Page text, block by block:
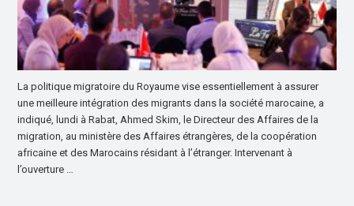
La politique migratoire du Royaume vise essentiellement à assurer
une meilleure intégration des migrants dans la société marocaine, a
indiqué, lundi à Rabat, Ahmed Skim, le Directeur des Affaires de la
migration, au ministère des Affaires étrangères, de la coopération
africaine et des Marocains résidant à l’étranger. Intervenant à
l’ouverture …